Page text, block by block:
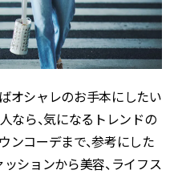
オシャレのお手本にしたい
なら、気になるトレンドの
コーデまで、参考にした
ションから美容、ライフス